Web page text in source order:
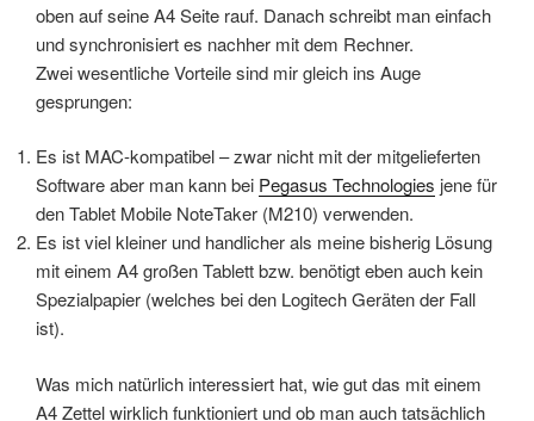
oben auf seine A4 Seite rauf. Danach schreibt man einfach
und synchronisiert es nachher mit dem Rechner.
Zwei wesentliche Vorteile sind mir gleich ins Auge
gesprungen:
Es ist MAC-kompatibel – zwar nicht mit der mitgelieferten
Software aber man kann bei Pegasus Technologies jene für
den Tablet Mobile NoteTaker (M210) verwenden.
Es ist viel kleiner und handlicher als meine bisherig Lösung
mit einem A4 großen Tablett bzw. benötigt eben auch kein
Spezialpapier (welches bei den Logitech Geräten der Fall
ist).
Was mich natürlich interessiert hat, wie gut das mit einem
A4 Zettel wirklich funktioniert und ob man auch tatsächlich